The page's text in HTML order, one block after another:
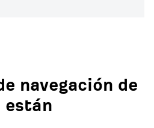
navegación de
están